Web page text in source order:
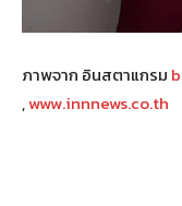
ภาพจาก อินสตาแกรม
,www.innnews.co.th